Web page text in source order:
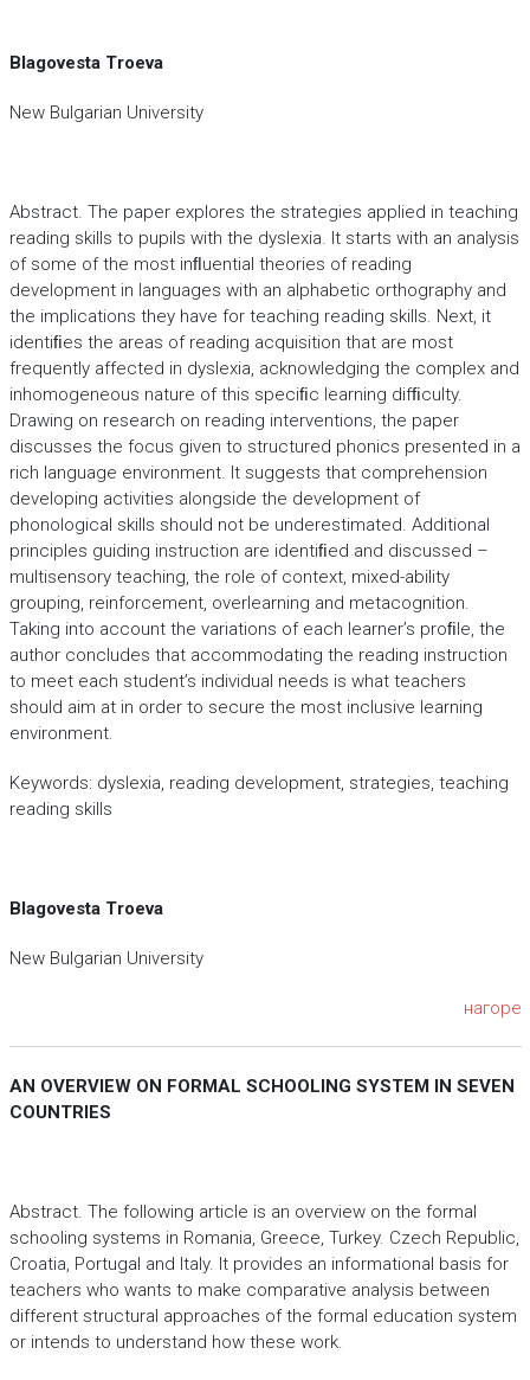
Blagovesta Troeva
New Bulgarian University
Abstract. The paper explores the strategies applied in teaching
reading skills to pupils with the dyslexia. It starts with an analysis
of some of the most inﬂuential theories of reading
development in languages with an alphabetic orthography and
the implications they have for teaching reading skills. Next, it
identiﬁes the areas of reading acquisition that are most
frequently affected in dyslexia, acknowledging the complex and
inhomogeneous nature of this speciﬁc learning difﬁculty.
Drawing on research on reading interventions, the paper
discusses the focus given to structured phonics presented in a
rich language environment. It suggests that comprehension
developing activities alongside the development of
phonological skills should not be underestimated. Additional
principles guiding instruction are identiﬁed and discussed –
multisensory teaching, the role of context, mixed-ability
grouping, reinforcement, overlearning and metacognition.
Taking into account the variations of each learner’s proﬁle, the
author concludes that accommodating the reading instruction
to meet each student’s individual needs is what teachers
should aim at in order to secure the most inclusive learning
environment.
Keywords: dyslexia, reading development, strategies, teaching
reading skills
Blagovesta Troeva
New Bulgarian University
нагоре
AN OVERVIEW ON FORMAL SCHOOLING SYSTEM IN SEVEN
COUNTRIES
Abstract. The following article is an overview on the formal
schooling systems in Romania, Greece, Turkey. Czech Republic,
Croatia, Portugal and Italy. It provides an informational basis for
teachers who wants to make comparative analysis between
different structural approaches of the formal education system
or intends to understand how these work.